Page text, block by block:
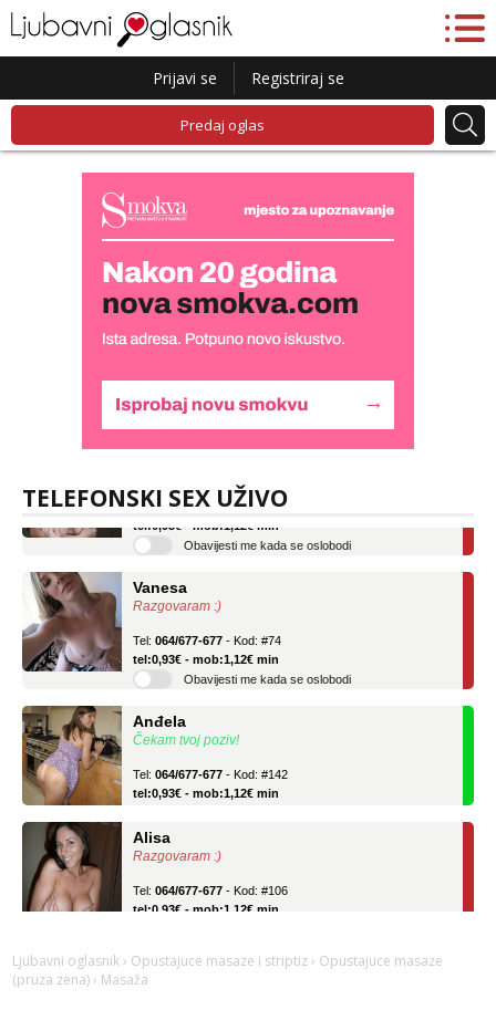
Prijavi se Registriraj se
Predaj oglas
TELEFONSKI SEX UŽIVO
Tel: 064/677-677
- Kod: #106
Obavijesti me kada se oslobodi
Razgovaram :)
tel:0,93€ - mob:1,12€ min
Obavijesti me kada se oslobodi
Čekam tvoj poziv!
tel:0,93€ - mob:1,12€ min
Razgovaram :)
tel:0,93€ - mob:1,12€ min
Vanesa
Razgovaram :)
Ljubavni oglasnik › Opustajuce masaze i striptiz › Opustajuce masaze
(pruza zena) › Masaža